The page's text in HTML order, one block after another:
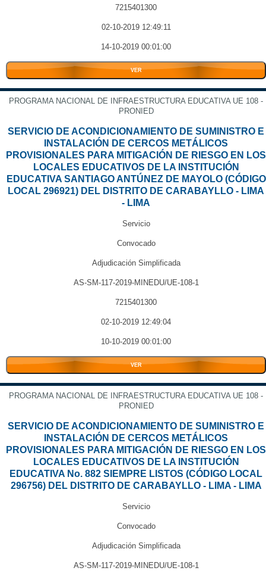
7215401300
02-10-2019 12:49:11
14-10-2019 00:01:00
VER
PROGRAMA NACIONAL DE INFRAESTRUCTURA EDUCATIVA UE 108 -
PRONIED
SERVICIO DE ACONDICIONAMIENTO DE SUMINISTRO E
INSTALACIÓN DE CERCOS METÁLICOS
PROVISIONALES PARA MITIGACIÓN DE RIESGO EN LOS
LOCALES EDUCATIVOS DE LA INSTITUCIÓN
EDUCATIVA SANTIAGO ANTÚNEZ DE MAYOLO (CÓDIGO
LOCAL 296921) DEL DISTRITO DE CARABAYLLO - LIMA
- LIMA
Servicio
Convocado
Adjudicación Simplificada
AS-SM-117-2019-MINEDU/UE-108-1
7215401300
02-10-2019 12:49:04
10-10-2019 00:01:00
VER
PROGRAMA NACIONAL DE INFRAESTRUCTURA EDUCATIVA UE 108 -
PRONIED
SERVICIO DE ACONDICIONAMIENTO DE SUMINISTRO E
INSTALACIÓN DE CERCOS METÁLICOS
PROVISIONALES PARA MITIGACIÓN DE RIESGO EN LOS
LOCALES EDUCATIVOS DE LA INSTITUCIÓN
EDUCATIVA No. 882 SIEMPRE LISTOS (CÓDIGO LOCAL
296756) DEL DISTRITO DE CARABAYLLO - LIMA - LIMA
Servicio
Convocado
Adjudicación Simplificada
AS-SM-117-2019-MINEDU/UE-108-1